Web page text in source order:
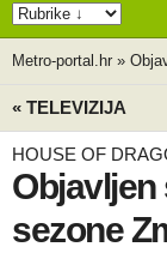
Metro-portal.hr »
« TELEVIZIJA
HOUSE OF
Objavljen
sezone